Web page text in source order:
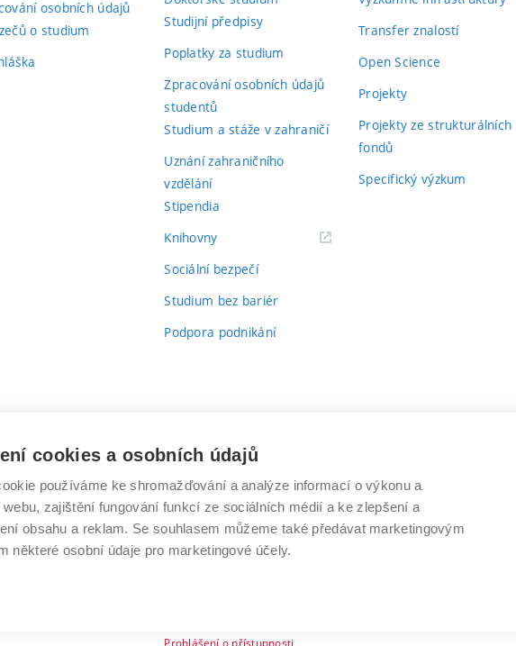
osobních údajů
o studium
Studijní předpisy
Poplatky za studium
Zpracování osobních údajů
studentů
Studium a stáže v zahraničí
Uznání zahraničního
vzdělání
Stipendia
Knihovny(externí
Sociální bezpečí
Studium bez bariér
Podpora podnikání
Transfer znalostí
Open Science
Projekty
Projekty ze strukturálních
fondů
Specifický výzkum
Vysoké
učení
technické
v
VYSOKÉ UČENÍ TECHNICKÉ V BRNĚ
Antonínská 548/1
602 00 Brno
www.vut.cz
Prohlášení o přístupnosti
cookies a osobních údajů
používáme ke shromažďování a analýze informací o výkonu a
zajištění fungování funkcí ze sociálních médií a ke zlepšení a
obsahu a reklam. Se souhlasem můžeme také předávat marketingovým
některé osobní údaje pro marketingové účely.